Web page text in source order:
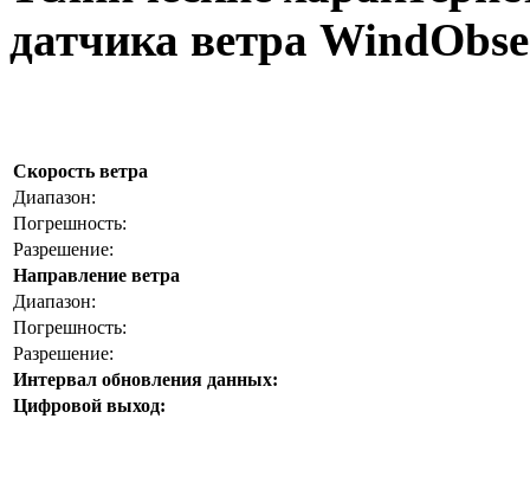
датчика ветра
Скорость ветра
Диапазон:
Погрешность:
Разрешение:
Направление ветра
Диапазон:
Погрешность:
Разрешение:
Интервал обновления данных:
Цифровой выход: